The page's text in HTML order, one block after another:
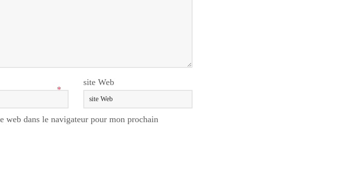
*
site Web
web dans le navigateur pour mon prochain